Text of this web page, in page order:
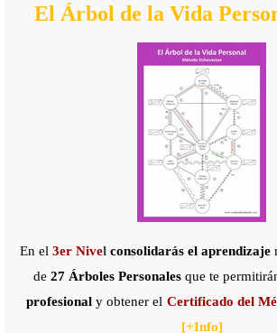
El Árbol de la Vida
En el 3er Nivel consolidarás el aprendizaje
de 27 Árboles Personales que te
profesional y obtener el Certificado del
[+Info]